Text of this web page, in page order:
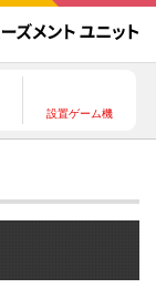
設置ゲーム機